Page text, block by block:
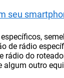
seu
de rádio
rádio do
algum outro